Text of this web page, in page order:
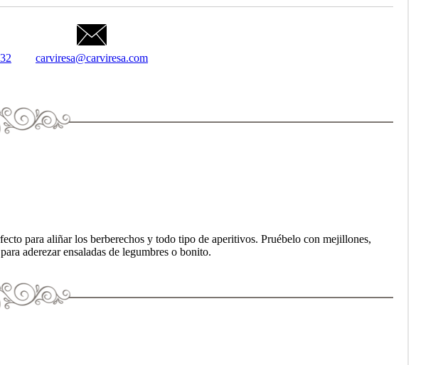
carviresa@carviresa.com
para aliñar los berberechos y todo tipo de aperitivos. Pruébelo con mejillones,
aderezar ensaladas de legumbres o bonito.